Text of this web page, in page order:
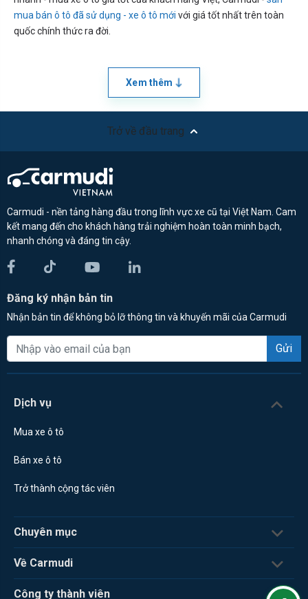
mua bán ô tô đã sử dụng - xe ô tô mới với giá tốt nhất trên toàn
quốc chính thức ra đời.
Xem thêm
Trở về đầu trang
Carmudi - nền tảng hàng đầu trong lĩnh vực xe cũ tại Việt Nam. Cam
kết mang đến cho khách hàng trải nghiệm hoàn toàn minh bạch,
nhanh chóng và đáng tin cậy.
Đăng ký nhận bản tin
Nhận bản tin để không bỏ lỡ thông tin và khuyến mãi của Carmudi
Gửi
Dịch vụ
Mua xe ô tô
Bán xe ô tô
Trở thành cộng tác viên
Chuyên mục
Về Carmudi
Công ty thành viên